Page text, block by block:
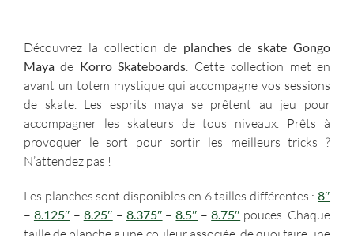
8.25"
rouge
"Gongo
Maya"
Korro
Skateboards
Découvrez la collection de planches de skate Gongo
Mayade Korro Skateboards. Cette collection met en
avant un totem mystique qui accompagne vos sessions
de skate. Les esprits maya se prêtent au jeu pour
accompagner les skateurs de tous niveaux. Prêts à
provoquer le sort pour sortir les meilleurs tricks ?
N’attendez pas !
Les planches sont disponibles en 6 tailles différentes :8″
– 8.125″ – 8.25″ – 8.375″ –8.5″ –8.75″ pouces. Chaque